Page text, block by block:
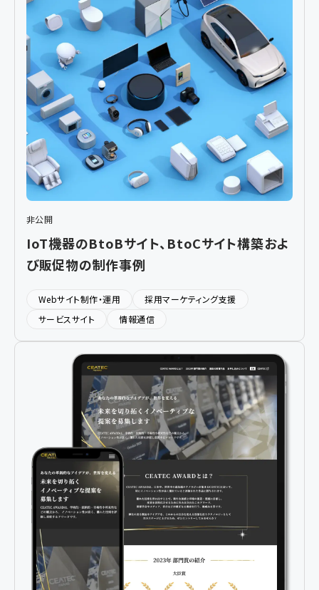
非公開
IoT機器のBtoBサイト、BtoCサイト構築およ
び販促物の制作事例
Webサイト制作・運用
採用マーケティング支援
サービスサイト
情報通信